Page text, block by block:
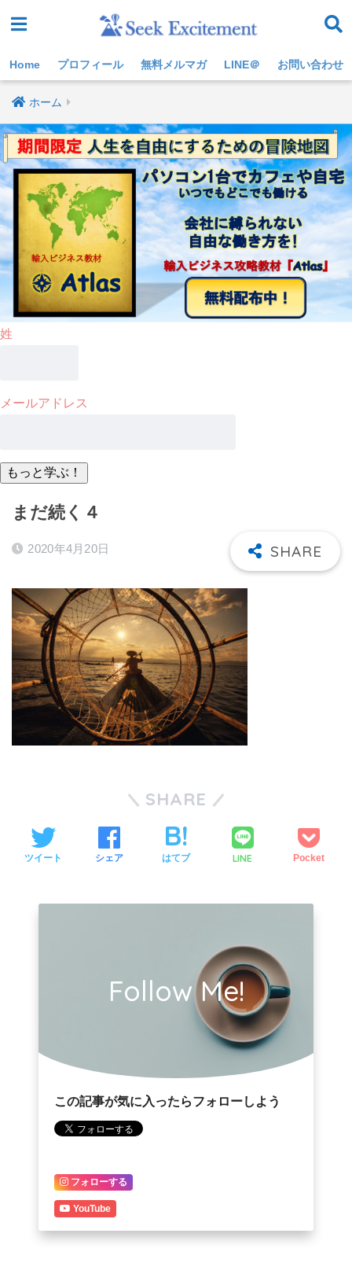
Home プロフィール 無料メルマガ LINE＠ お問い合わせ
ホーム
姓
メールアドレス
まだ続く４
2020年4月20日
SHARE
ツイート シェア はてブ LINE Pocket
Follow Me!
この記事が気に入ったらフォローしよう
フォローする
YouTube